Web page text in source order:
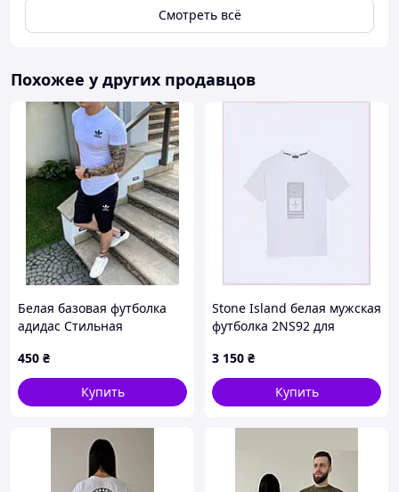
Смотреть всё
Похожее у других продавцов
Белая базовая футболка
адидас Стильная
модель для парня
ITYtime3089
450 ₴
Купить
Stone Island белая мужская
футболка 2NS92 для
849P205P1B
3 150 ₴
Купить